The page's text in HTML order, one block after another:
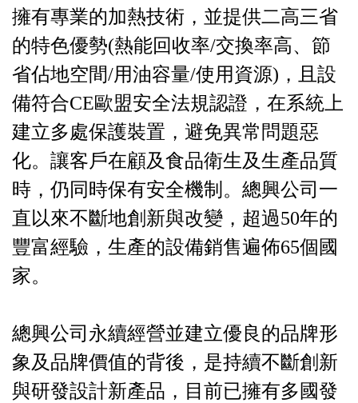
擁有專業的加熱技術，並提供二高三省
的特色優勢(熱能回收率/交換率高、節
省佔地空間/用油容量/使用資源)，且設
備符合CE歐盟安全法規認證，在系統上
建立多處保護裝置，避免異常問題惡
化。讓客戶在顧及食品衛生及生產品質
時，仍同時保有安全機制。總興公司一
直以來不斷地創新與改變，超過50年的
豐富經驗，生產的設備銷售遍佈65個國
家。
總興公司永續經營並建立優良的品牌形
象及品牌價值的背後，是持續不斷創新
與研發設計新產品，目前已擁有多國發